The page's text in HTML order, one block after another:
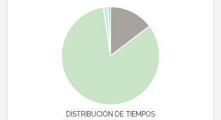
DISTRIBUCIÓN DE TIEMPOS